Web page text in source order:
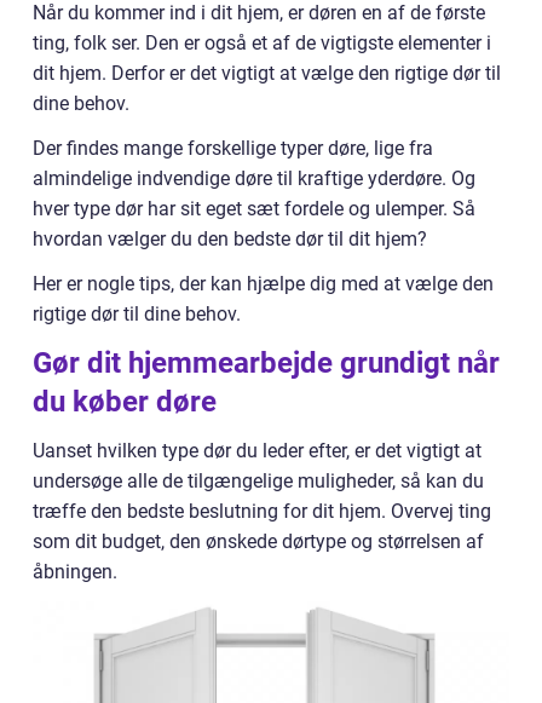
Når du kommer ind i dit hjem, er døren en af de første
ting, folk ser. Den er også et af de vigtigste elementer i
dit hjem. Derfor er det vigtigt at vælge den rigtige dør til
dine behov.
Der findes mange forskellige typer døre, lige fra
almindelige indvendige døre til kraftige yderdøre. Og
hver type dør har sit eget sæt fordele og ulemper. Så
hvordan vælger du den bedste dør til dit hjem?
Her er nogle tips, der kan hjælpe dig med at vælge den
rigtige dør til dine behov.
Gør dit hjemmearbejde grundigt når
du køber døre
Uanset hvilken type dør du leder efter, er det vigtigt at
undersøge alle de tilgængelige muligheder, så kan du
træffe den bedste beslutning for dit hjem. Overvej ting
som dit budget, den ønskede dørtype og størrelsen af
åbningen.